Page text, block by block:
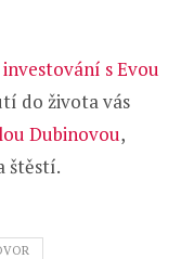
investování s Evou
do života vás
Dubinovou,
štěstí.